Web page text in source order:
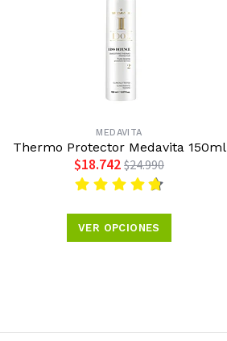
MEDAVITA
Thermo Protector Medavita 150ml
$18.742 $24.990
VER OPCIONES